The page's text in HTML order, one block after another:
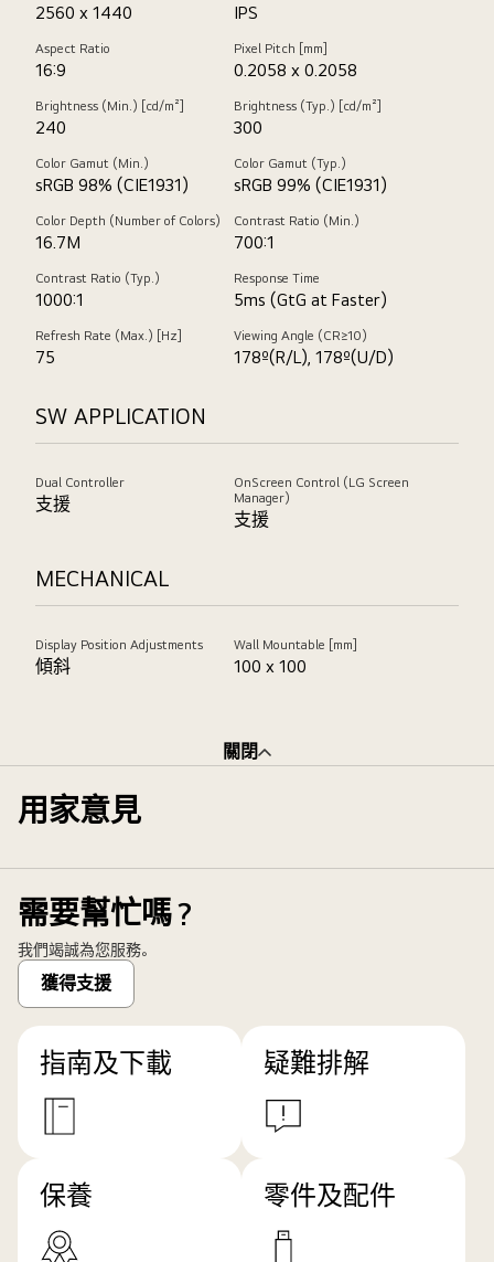
2560 x 1440 IPS
Aspect Ratio
16:9
Pixel Pitch [mm]
0.2058 x 0.2058
Brightness (Min.) [cd/m²]
240
Brightness (Typ.) [cd/m²]
300
Color Gamut (Min.)
sRGB 98% (CIE1931)
Color Gamut (Typ.)
sRGB 99% (CIE1931)
Color Depth (Number of Colors)
16.7M
Contrast Ratio (Min.)
700:1
Contrast Ratio (Typ.)
1000:1
Response Time
5ms (GtG at Faster)
Refresh Rate (Max.) [Hz]
75
Viewing Angle (CR≥10)
178º(R/L), 178º(U/D)
SW APPLICATION
Dual Controller
支援
OnScreen Control (LG Screen
Manager)
支援
MECHANICAL
Display Position Adjustments
傾斜
Wall Mountable [mm]
100 x 100
關閉
用家意見
需要幫忙嗎？
我們竭誠為您服務。
獲得支援
指南及下載 疑難排解
保養 零件及配件